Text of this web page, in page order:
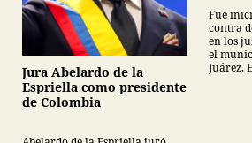
Jura Abelardo de la
Espriella como presidente
de Colombia
Fue
contra
en los
el
Juárez,